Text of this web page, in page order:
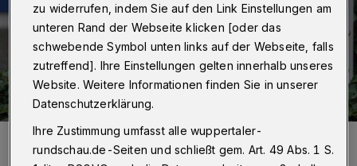
Symbolbild.
Foto: Christoph Petersen
zu widerrufen, indem Sie auf den Link Einstellungen am
unteren Rand der Webseite klicken [oder das
schwebende Symbol unten links auf der Webseite, falls
zutreffend]. Ihre Einstellungen gelten innerhalb unseres
Website. Weitere Informationen finden Sie in unserer
Datenschutzerklärung.
Ihre Zustimmung umfasst alle wuppertaler-
rundschau.de-Seiten und schließt gem. Art. 49 Abs. 1 S.